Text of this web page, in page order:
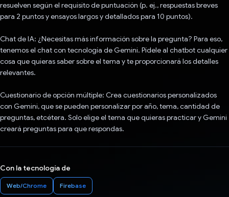
resuelven según el requisito de puntuación (p. ej., respuestas breves
para 2 puntos y ensayos largos y detallados para 10 puntos).
Chat de IA: ¿Necesitas más información sobre la pregunta? Para eso,
tenemos el chat con tecnología de Gemini. Pídele al chatbot cualquier
cosa que quieras saber sobre el tema y te proporcionará los detalles
relevantes.
Cuestionario de opción múltiple: Crea cuestionarios personalizados
con Gemini, que se pueden personalizar por año, tema, cantidad de
preguntas, etcétera. Solo elige el tema que quieras practicar y Gemini
creará preguntas para que respondas.
Con la tecnología de
Web/Chrome Firebase